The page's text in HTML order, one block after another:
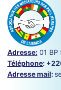
Adresse: 01 BP
Téléphone:
Adresse mail: